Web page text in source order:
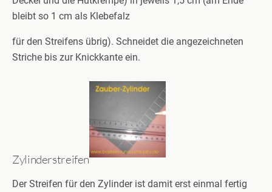
bleibt so 1 cm als Klebefalz
für den Streifens übrig). Schneidet die angezeichneten
Striche bis zur Knickkante ein.
Zylinderstreifen
Der Streifen für den Zylinder ist damit erst einmal fertig